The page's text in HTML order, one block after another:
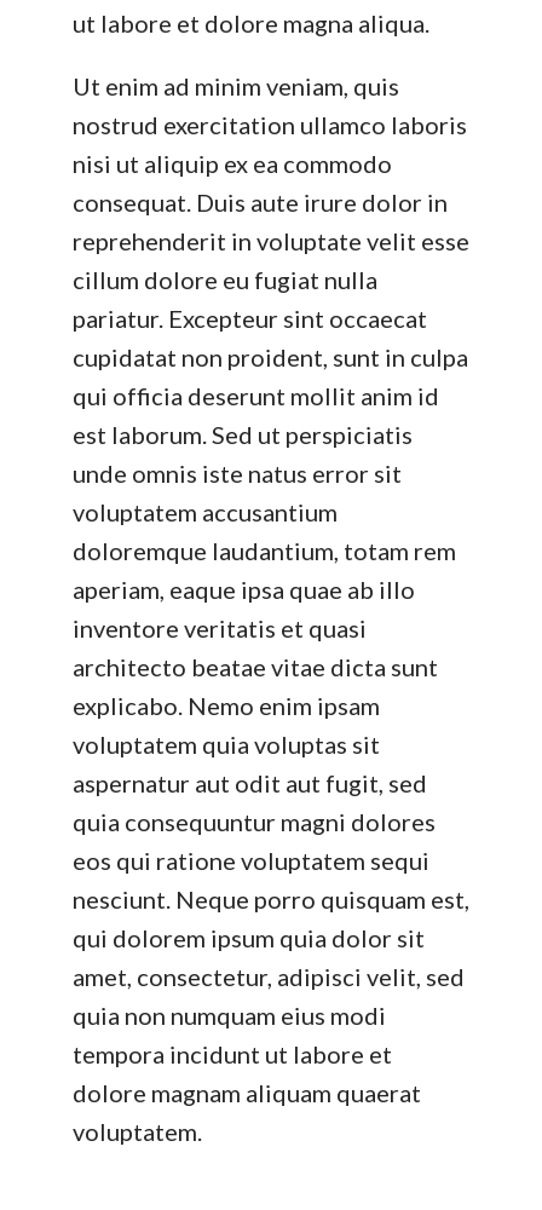
ut labore et dolore magna aliqua.
Ut enim ad minim veniam, quis
nostrud exercitation ullamco laboris
nisi ut aliquip ex ea commodo
consequat. Duis aute irure dolor in
reprehenderit in voluptate velit esse
cillum dolore eu fugiat nulla
pariatur. Excepteur sint occaecat
cupidatat non proident, sunt in culpa
qui officia deserunt mollit anim id
est laborum. Sed ut perspiciatis
unde omnis iste natus error sit
voluptatem accusantium
doloremque laudantium, totam rem
aperiam, eaque ipsa quae ab illo
inventore veritatis et quasi
architecto beatae vitae dicta sunt
explicabo. Nemo enim ipsam
voluptatem quia voluptas sit
aspernatur aut odit aut fugit, sed
quia consequuntur magni dolores
eos qui ratione voluptatem sequi
nesciunt. Neque porro quisquam est,
qui dolorem ipsum quia dolor sit
amet, consectetur, adipisci velit, sed
quia non numquam eius modi
tempora incidunt ut labore et
dolore magnam aliquam quaerat
voluptatem.